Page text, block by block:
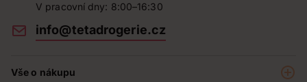
V pracovní dny: 8:00–16:30
info@tetadrogerie.cz
Vše o nákupu